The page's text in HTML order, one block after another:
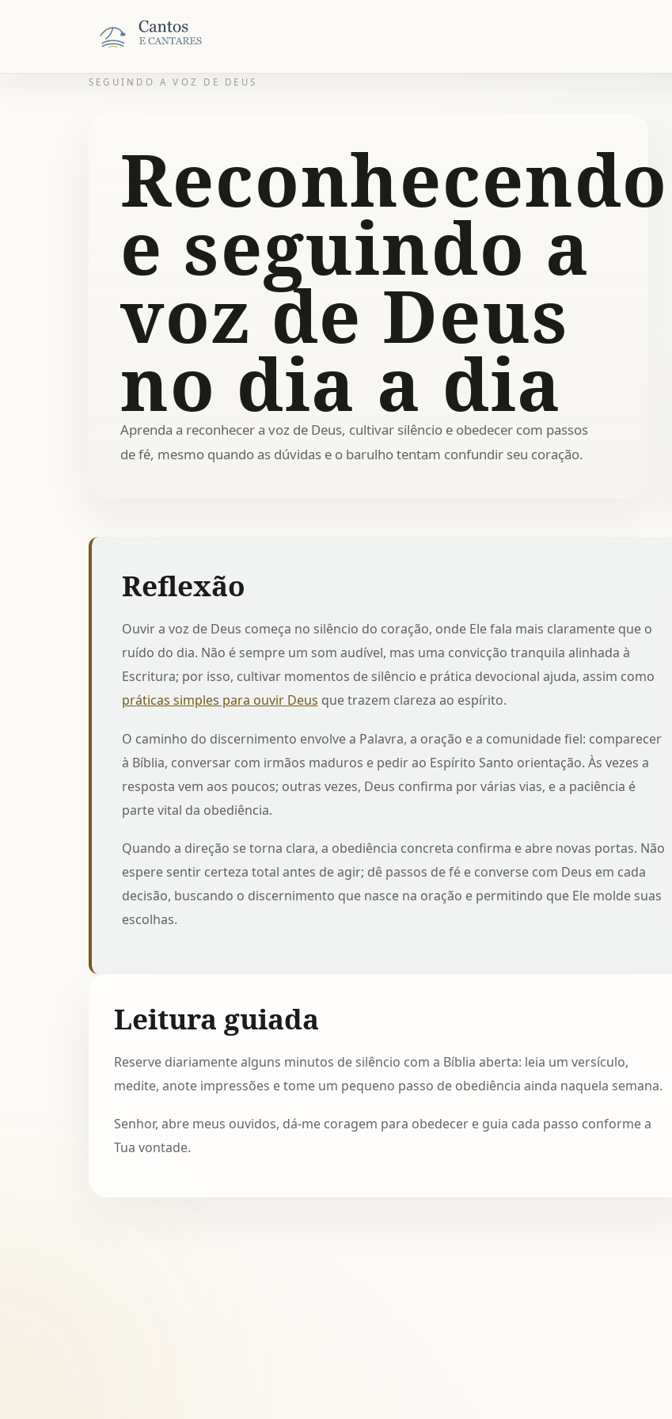
SEGUINDO A VOZ DE DEUS
Reconhecendo
e seguindo a
voz de Deus
no dia a dia
Aprenda a reconhecer a voz de Deus, cultivar silêncio e obedecer com passos
de fé, mesmo quando as dúvidas e o barulho tentam confundir seu coração.
Reflexão
Ouvir a voz de Deus começa no silêncio do coração, onde Ele fala mais claramente que o
ruído do dia. Não é sempre um som audível, mas uma convicção tranquila alinhada à
Escritura; por isso, cultivar momentos de silêncio e prática devocional ajuda, assim como
práticas simples para ouvir Deus que trazem clareza ao espírito.
O caminho do discernimento envolve a Palavra, a oração e a comunidade fiel: comparecer
à Bíblia, conversar com irmãos maduros e pedir ao Espírito Santo orientação. Às vezes a
resposta vem aos poucos; outras vezes, Deus confirma por várias vias, e a paciência é
parte vital da obediência.
Quando a direção se torna clara, a obediência concreta confirma e abre novas portas. Não
espere sentir certeza total antes de agir; dê passos de fé e converse com Deus em cada
decisão, buscando o discernimento que nasce na oração e permitindo que Ele molde suas
escolhas.
Leitura guiada
Reserve diariamente alguns minutos de silêncio com a Bíblia aberta: leia um versículo,
medite, anote impressões e tome um pequeno passo de obediência ainda naquela semana.
Senhor, abre meus ouvidos, dá-me coragem para obedecer e guia cada passo conforme a
Tua vontade.